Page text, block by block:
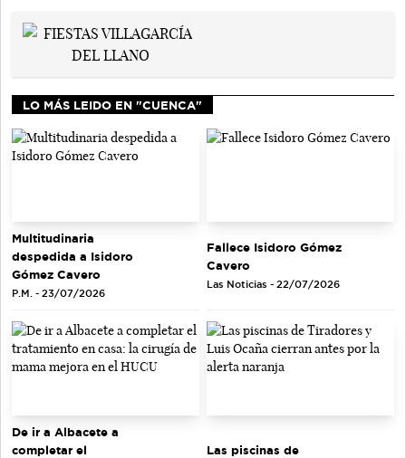
LO MÁS LEIDO EN "CUENCA"
Multitudinaria
despedida a Isidoro
Gómez Cavero
P.M. - 23/07/2026
Fallece Isidoro Gómez
Cavero
Las Noticias - 22/07/2026
De ir a Albacete a
completar el
Las piscinas de